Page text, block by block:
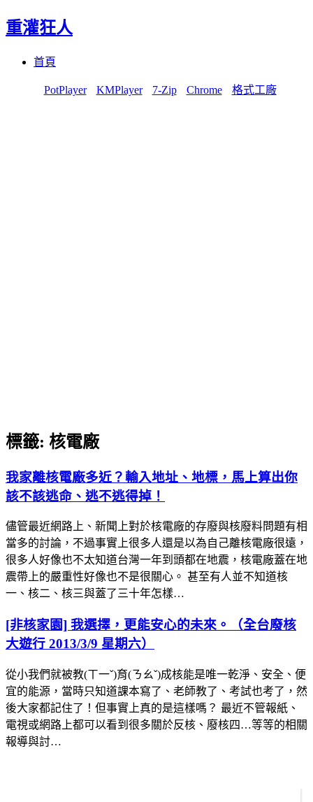
重灌狂人
首頁
PotPlayer KMPlayer 7-Zip Chrome 格式工廠
標籤: 核電廠
我家離核電廠多近？輸入地址、地標，馬上算出你
該不該逃命、逃不逃得掉！
儘管最近網路上、新聞上對於核電廠的存廢與核廢料問題有相
當多的討論，不過事實上很多人還是以為自己離核電廠很遠，
很多人好像也不太知道台灣一年到頭都在地震，核電廠蓋在地
震帶上的嚴重性好像也不是很關心。 甚至有人並不知道核
一、核二、核三與蓋了三十年怎樣…
[非核家園] 我選擇，更能安心的未來。（全台廢核
大遊行 2013/3/9 星期六）
從小我們就被教(ㄒ一ˇ)育(ㄋㄠˇ)成核能是唯一乾淨、安全、便
宜的能源，當時只知道課本寫了、老師教了、考試也考了，然
後大家都記住了！但事實上真的是這樣嗎？ 最近不管報紙、
電視或網路上都可以看到很多關於反核、廢核四…等等的相關
報導與討…